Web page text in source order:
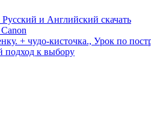
и Английский скачать
+ чудо-кисточка., Урок по
к выбору